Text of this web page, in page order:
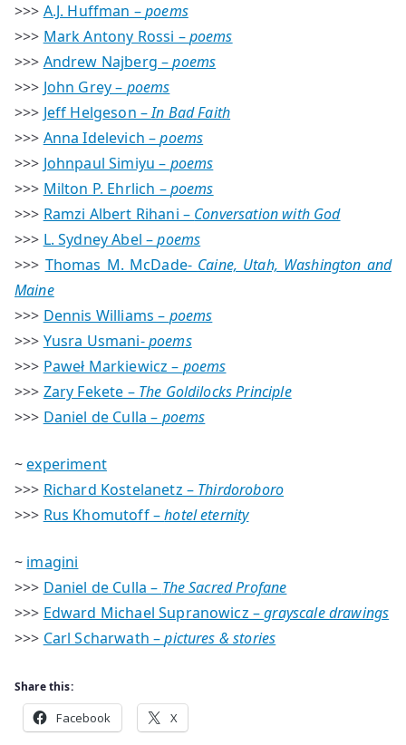
>>> A.J. Huffman –poems
>>> Mark Antony Rossi –poems
>>> Andrew Najberg –poems
>>> John Grey – poems
>>> Jeff Helgeson –In Bad Faith
>>> Anna Idelevich –poems
>>> Johnpaul Simiyu – poems
>>> Milton P. Ehrlich –poems
>>> Ramzi Albert Rihani – Conversation with God
>>> L. Sydney Abel –poems
>>> Thomas M. McDade- Caine, Utah, Washington and
Maine
>>> Dennis Williams – poems
>>> Yusra Usmani-poems
>>> Paweł Markiewicz – poems
>>> Zary Fekete – The Goldilocks Principle
>>> Daniel de Culla – poems
~experiment
>>> Richard Kostelanetz – Thirdoroboro
>>> Rus Khomutoff –hotel eternity
~ imagini
>>> Daniel de Culla – The Sacred Profane
>>> Edward Michael Supranowicz –grayscale drawings
>>> Carl Scharwath –pictures & stories
Share this:
Facebook X